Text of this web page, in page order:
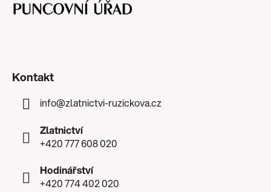
Kontakt
info@zlatnictvi-ruzickova.cz
Zlatnictví
+420 777 608 020
Hodinářství
+420 774 402 020